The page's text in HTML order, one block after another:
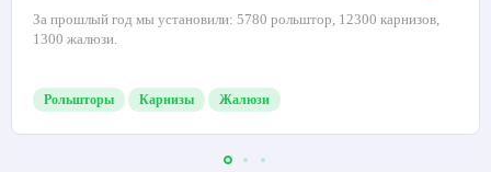
За прошлый год мы установили: 5780 рольштор, 12300 карнизов,
1300 жалюзи.
Рольшторы Карнизы Жалюзи